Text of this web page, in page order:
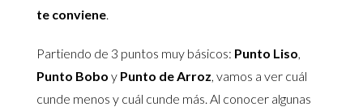
te conviene.
Partiendo de 3 puntos muy básicos: Punto Liso,
Punto Bobo y Punto de Arroz, vamos a ver cuál
cunde menos y cuál cunde más. Al conocer algunas